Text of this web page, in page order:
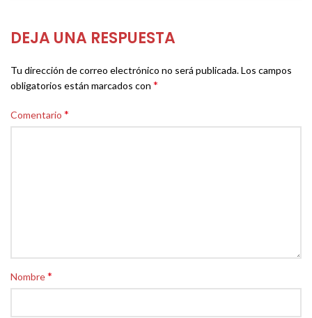
DEJA UNA RESPUESTA
Tu dirección de correo electrónico no será publicada.Los campos
obligatorios están marcados con *
Comentario *
Nombre*